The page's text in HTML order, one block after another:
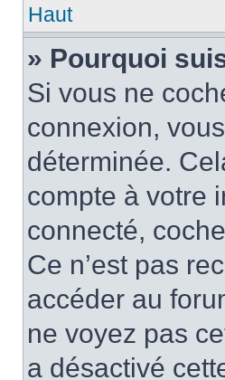
Haut
» Pourquoi
Si vous ne
connexion,
déterminée.
compte à votre
connecté,
Ce n’est pas
accéder au
ne voyez pas
a désactivé